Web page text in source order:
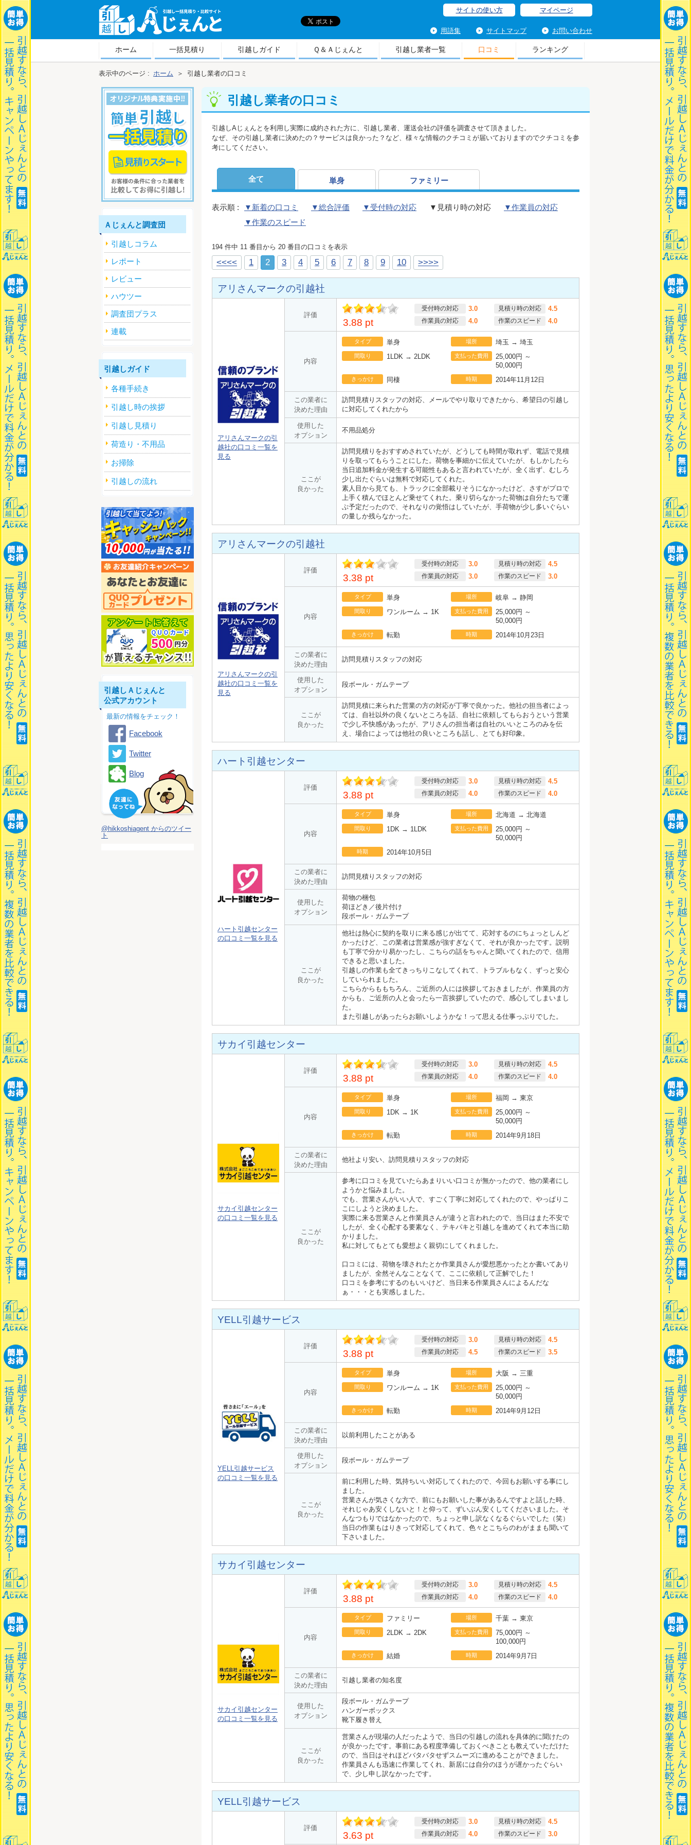
越しＡじぇんと
サイトの使い方 マイページ
用語集 サイトマップ お問い合わせ
ホーム 一括見積り 引越しガイド Ｑ＆Ａじぇんと 引越し業者一覧 口コミ ランキング
表示中のページ : ホーム ＞ 引越し業者の口コミ
引越し業者の口コミ
引越しAじぇんとを利用し実際に成約された方に、引越し業者、運送会社の評価を調査させて頂きました。
なぜ、その引越し業者に決めたの？サービスは良かった？など、様々な情報のクチコミが届いておりますのでクチコミを参
考にしてください。
全て 単身 ファミリー
表示順 : ▼新着の口コミ ▼総合評価 ▼受付時の対応 ▼見積り時の対応
▼作業員の対応
▼作業のスピード
194 件中 11 番目から 20 番目の口コミを表示
<<<< 1 2 3 4 5 6 7 8 9 10 >>>>
アリさんマークの引越社
アリさんマークの引
越社の口コミ一覧を
見る
評価
ポ
イント
3.88 pt
受付時の対応 3.0 見積り時の対応 4.5
作業員の対応 4.0 作業のスピード 4.0
内容
タイプ 単身 場所 埼玉 → 埼玉
間取り 1LDK → 2LDK 支払った費用
25,000円 ～
50,000円
きっかけ 同棲 時期 2014年11月12日
この業者に
決めた理由
訪問見積りスタッフの対応、メールでやり取りできたから、希望日の引越し
に対応してくれたから
使用した
オプション
不用品処分
ここが
良かった
訪問見積りをおすすめされていたが、どうしても時間が取れず、電話で見積
りを取ってもらうことにした。荷物を事細かに伝えていたが、もしかしたら
当日追加料金が発生する可能性もあると言われていたが、全く出ず、むしろ
少し出たぐらいは無料で対応してくれた。
素人目から見ても、トラックに全部載りそうになかったけど、さすがプロで
上手く積んでほとんど乗せてくれた。乗り切らなかった荷物は自分たちで運
ぶ予定だったので、それなりの覚悟はしていたが、手荷物が少し多いぐらい
の量しか残らなかった。
アリさんマークの引越社
アリさんマークの引
越社の口コミ一覧を
見る
評価
ポ
イント
3.38 pt
受付時の対応 3.0 見積り時の対応 4.5
作業員の対応 3.0 作業のスピード 3.0
内容
タイプ 単身 場所 岐阜 → 静岡
間取り ワンルーム → 1K 支払った費用
25,000円 ～
50,000円
きっかけ 転勤 時期 2014年10月23日
この業者に
決めた理由
訪問見積りスタッフの対応
使用した
オプション
段ボール・ガムテープ
ここが
良かった
訪問見積に来られた営業の方の対応が丁寧で良かった。他社の担当者によっ
ては、自社以外の良くないところを話、自社に依頼してもらおうという営業
で少し不快感があったが、アリさんの担当者は自社のいいところのみを伝
え、場合によっては他社の良いところも話し、とても好印象。
ハート引越センター
ハート引越センター
の口コミ一覧を見る
評価
ポ
イント
3.88 pt
受付時の対応 3.0 見積り時の対応 4.5
作業員の対応 4.0 作業のスピード 4.0
内容
タイプ 単身 場所 北海道 → 北海道
間取り 1DK → 1LDK 支払った費用
25,000円 ～
50,000円
時期 2014年10月5日
この業者に
決めた理由
訪問見積りスタッフの対応
使用した
オプション
荷物の梱包
荷ほどき／後片付け
段ボール・ガムテープ
ここが
良かった
他社は熱心に契約を取りに来る感じが出てて、応対するのにちょっとしんど
かったけど、この業者は営業感が強すぎなくて、それが良かったです。説明
も丁寧で分かり易かったし、こちらの話をちゃんと聞いてくれたので、信用
できると思いました。
引越しの作業も全てきっちりこなしてくれて、トラブルもなく、ずっと安心
していられました。
こちらからももちろん、ご近所の人には挨拶しておきましたが、作業員の方
からも、ご近所の人と会ったら一言挨拶していたので、感心してしまいまし
た。
また引越しがあったらお願いしようかな！って思える仕事っぷりでした。
サカイ引越センター
サカイ引越センター
の口コミ一覧を見る
評価
ポ
イント
3.88 pt
受付時の対応 3.0 見積り時の対応 4.5
作業員の対応 4.0 作業のスピード 4.0
内容
タイプ 単身 場所 福岡 → 東京
間取り 1DK → 1K 支払った費用
25,000円 ～
50,000円
きっかけ 転勤 時期 2014年9月18日
この業者に
決めた理由
他社より安い、訪問見積りスタッフの対応
ここが
良かった
参考に口コミを見ていたらあまりいい口コミが無かったので、他の業者にし
ようかと悩みました。
でも、営業さんがいい人で、すごく丁寧に対応してくれたので、やっぱりこ
こにしようと決めました。
実際に来る営業さんと作業員さんが違うと言われたので、当日はまた不安で
したが、全く心配する要素なく、テキパキと引越しを進めてくれて本当に助
かりました。
私に対してもとても愛想よく親切にしてくれました。
口コミには、荷物を壊されたとか作業員さんが愛想悪かったとか書いてあり
ましたが、全然そんなことなくて、ここに依頼して正解でした！
口コミを参考にするのもいいけど、当日来る作業員さんによるんだな
ぁ・・・とも実感しました。
YELL引越サービス
YELL引越サービス
の口コミ一覧を見る
評価
ポ
イント
3.88 pt
受付時の対応 3.0 見積り時の対応 4.5
作業員の対応 4.5 作業のスピード 3.5
内容
タイプ 単身 場所 大阪 → 三重
間取り ワンルーム → 1K 支払った費用
25,000円 ～
50,000円
きっかけ 転勤 時期 2014年9月12日
この業者に
決めた理由
以前利用したことがある
使用した
オプション
段ボール・ガムテープ
ここが
良かった
前に利用した時、気持ちいい対応してくれたので、今回もお願いする事にし
ました。
営業さんが気さくな方で、前にもお願いした事があるんですよと話した時、
それじゃあ安くしないと！と仰って、ずいぶん安くしてくださいました。そ
んなつもりではなかったので、ちょっと申し訳なくなるぐらいでした（笑）
当日の作業もはりきって対応してくれて、色々とこちらのわがままも聞いて
下さいました。
サカイ引越センター
サカイ引越センター
の口コミ一覧を見る
評価
ポ
イント
3.88 pt
受付時の対応 3.0 見積り時の対応 4.5
作業員の対応 4.0 作業のスピード 4.0
内容
タイプ ファミリー 場所 千葉 → 東京
間取り 2LDK → 2DK 支払った費用
75,000円 ～
100,000円
きっかけ 結婚 時期 2014年9月7日
この業者に
決めた理由
引越し業者の知名度
使用した
オプション
段ボール・ガムテープ
ハンガーボックス
靴下履き替え
ここが
良かった
営業さんが現場の人だったようで、当日の引越しの流れを具体的に聞けたの
が良かったです。事前にある程度準備しておくべきことも教えていただけた
ので、当日はそれほどバタバタせずスムーズに進めることができました。
作業員さんも迅速に作業してくれ、新居には自分のほうが遅かったぐらい
で、少し申し訳なかったです。
YELL引越サービス
評価
ポ
イント
3.63 pt
受付時の対応 3.0 見積り時の対応 4.5
作業員の対応 4.0 作業のスピード 3.0
Ａじぇんと調査団
引越しコラム
レポート
レビュー
ハウツー
調査団プラス
連載
引越しガイド
各種手続き
引越し時の挨拶
引越し見積り
荷造り・不用品
お掃除
引越しの流れ
引越しＡじぇんと
公式アカウント
最新の情報をチェック！
Facebook
Twitter
Blog
@hikkoshiagent からのツイー
ト